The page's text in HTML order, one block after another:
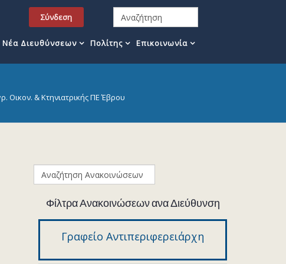
Σύνδεση
Νέα Διευθύνσεων Πολίτης Επικοινωνία
Οικον. & Κτηνιατρικής ΠΕ Έβρου
Φίλτρα Ανακοινώσεων ανα Διεύθυνση
Γραφείο Αντιπεριφερειάρχη